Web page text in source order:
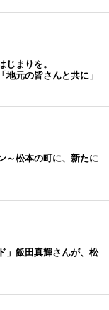
まりを。
元の皆さんと共に」
～松本の町に、新たに
」飯田真輝さんが、松